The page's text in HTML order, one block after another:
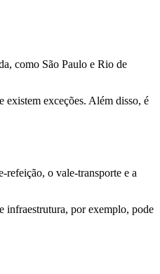
como São Paulo e Rio de
existem exceções. Além disso, é
refeição, o vale-transporte e a
infraestrutura, por exemplo, pode